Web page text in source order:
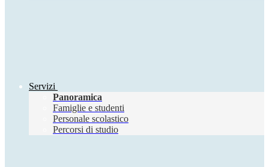
Servizi
Panoramica
Famiglie e studenti
Personale scolastico
Percorsi di studio